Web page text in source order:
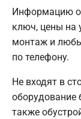
Информацию о
ключ, цены на
монтаж и
по телефону.
Не входят в
оборудование
также